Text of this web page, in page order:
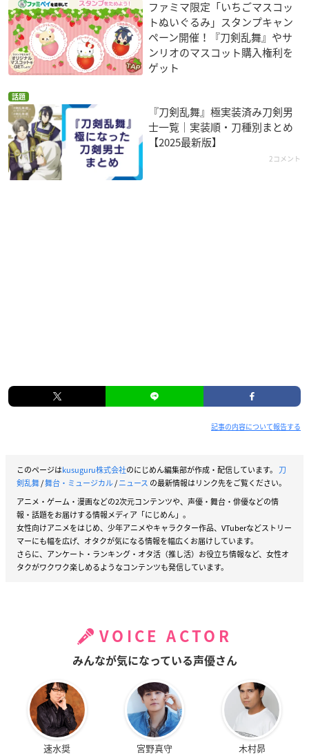
ファミマ限定「いちごマスコッ
トぬいぐるみ」スタンプキャン
ペーン開催！『刀剣乱舞』やサ
ンリオのマスコット購入権利を
ゲット
話題
『刀剣乱舞』極実装済み刀剣男
士一覧｜実装順・刀種別まとめ
【2025最新版】
2コメント
記事の内容について報告する
このページはkusuguru株式会社のにじめん編集部が作成・配信しています。 刀
剣乱舞/舞台・ミュージカル/ニュース の最新情報はリンク先をご覧ください。
アニメ・ゲーム・漫画などの2次元コンテンツや、声優・舞台・俳優などの情
報・話題をお届けする情報メディア「にじめん」。
女性向けアニメをはじめ、少年アニメやキャラクター作品、VTuberなどストリー
マーにも幅を広げ、オタクが気になる情報を幅広くお届けしています。
さらに、アンケート・ランキング・オタ活（推し活）お役立ち情報など、女性オ
タクがワクワク楽しめるようなコンテンツも発信しています。
VOICE ACTOR
みんなが気になっている声優さん
速水奨 宮野真守 木村昴